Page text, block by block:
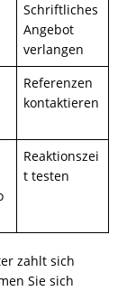
Schriftliches
Angebot
verlangen
Referenzen
kontaktieren
Reaktionszei
t testen
zahlt sich
Sie sich